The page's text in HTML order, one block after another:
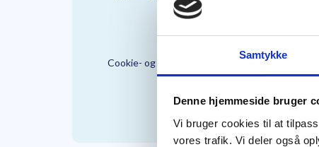
Samtykke
Denne hjemmeside bruger
Vi bruger cookies til at
vores trafik. Vi deler også
Cookie- og Persondatapolitik